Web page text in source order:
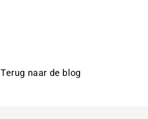
Terug naar de blog